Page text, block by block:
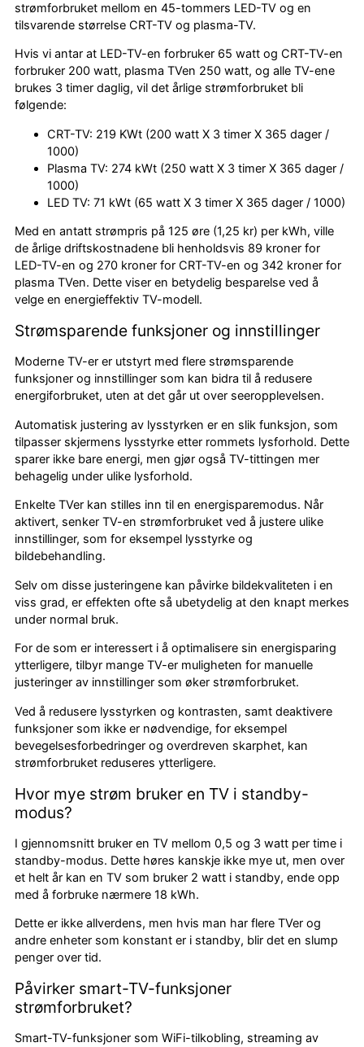
strømforbruket mellom en 45-tommers LED-TV og en
tilsvarende størrelse CRT-TV og plasma-TV.
Hvis vi antar at LED-TV-en forbruker 65 watt og CRT-TV-en
forbruker 200 watt, plasma TVen 250 watt, og alle TV-ene
brukes 3 timer daglig, vil det årlige strømforbruket bli
følgende:
CRT-TV: 219 KWt (200 watt X 3 timer X 365 dager /
1000)
Plasma TV: 274 kWt (250 watt X 3 timer X 365 dager /
1000)
LED TV: 71 kWt (65 watt X 3 timer X 365 dager / 1000)
Med en antatt strømpris på 125 øre (1,25 kr) per kWh, ville
de årlige driftskostnadene bli henholdsvis 89 kroner for
LED-TV-en og 270 kroner for CRT-TV-en og 342 kroner for
plasma TVen. Dette viser en betydelig besparelse ved å
velge en energieffektiv TV-modell.
Strømsparende funksjoner og innstillinger
Moderne TV-er er utstyrt med flere strømsparende
funksjoner og innstillinger som kan bidra til å redusere
energiforbruket, uten at det går ut over seeropplevelsen.
Automatisk justering av lysstyrken er en slik funksjon, som
tilpasser skjermens lysstyrke etter rommets lysforhold. Dette
sparer ikke bare energi, men gjør også TV-tittingen mer
behagelig under ulike lysforhold.
Enkelte TVer kan stilles inn til en energisparemodus. Når
aktivert, senker TV-en strømforbruket ved å justere ulike
innstillinger, som for eksempel lysstyrke og
bildebehandling.
Selv om disse justeringene kan påvirke bildekvaliteten i en
viss grad, er effekten ofte så ubetydelig at den knapt merkes
under normal bruk.
For de som er interessert i å optimalisere sin energisparing
ytterligere, tilbyr mange TV-er muligheten for manuelle
justeringer av innstillinger som øker strømforbruket.
Ved å redusere lysstyrken og kontrasten, samt deaktivere
funksjoner som ikke er nødvendige, for eksempel
bevegelsesforbedringer og overdreven skarphet, kan
strømforbruket reduseres ytterligere.
Hvor mye strøm bruker en TV i standby-
modus?
I gjennomsnitt bruker en TV mellom 0,5 og 3 watt per time i
standby-modus. Dette høres kanskje ikke mye ut, men over
et helt år kan en TV som bruker 2 watt i standby, ende opp
med å forbruke nærmere 18 kWh.
Dette er ikke allverdens, men hvis man har flere TVer og
andre enheter som konstant er i standby, blir det en slump
penger over tid.
Påvirker smart-TV-funksjoner
strømforbruket?
Smart-TV-funksjoner som WiFi-tilkobling, streaming av